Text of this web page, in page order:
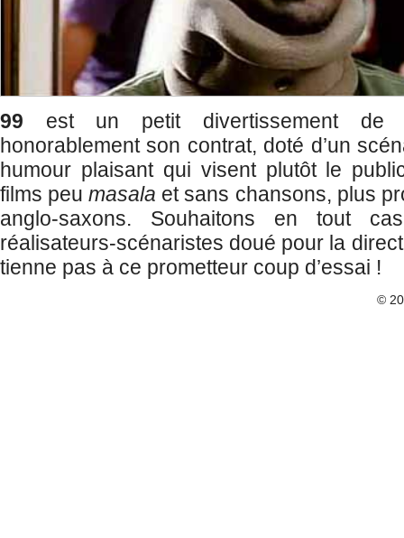
99 est un petit divertissement de
honorablement son contrat, doté d’un
humour plaisant qui visent plutôt le
films peumasala et sans chansons, plus
anglo-saxons. Souhaitons en tout
réalisateurs-scénaristes doué pour la
tienne pas à ce prometteur coup d’essai !
©